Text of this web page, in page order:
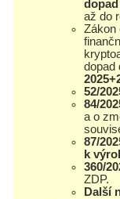
až do
Zákon
dopad
52/
84/
a o
87/202
k
360/
ZDP.
Další